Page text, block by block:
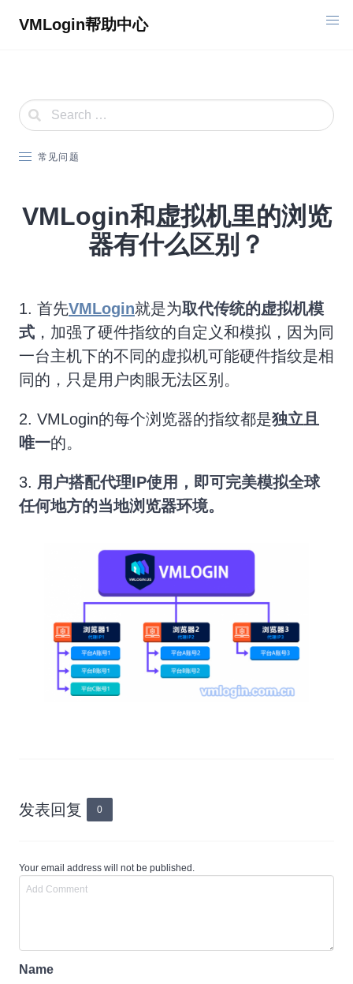
VMLogin帮助中心
常见问题
VMLogin和虚拟机里的浏览
器有什么区别？
1. 首先VMLogin就是为取代传统的虚拟机模
式 ，加强了硬件指纹的自定义和模拟，因为同
一台主机下的不同的虚拟机可能硬件指纹是相
同的，只是用户肉眼无法区别。
2. VMLogin的每个浏览器的指纹都是独立且
唯一的。
3. 用户搭配代理IP使用，即可完美模拟全球
任何地方的当地浏览器环境。
发表回复 0
Your email address will not be published.
Name